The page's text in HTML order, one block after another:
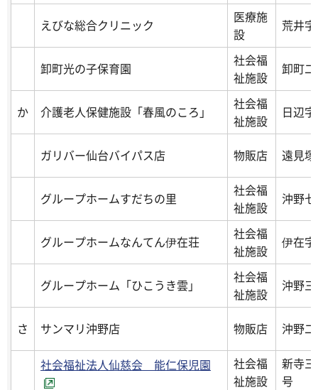
えびな総合クリニック
医療施
設
荒井
卸町光の子保育園
社会福
祉施設
卸町
か 介護老人保健施設「春風のころ」
社会福
祉施設
日辺
ガリバー仙台バイパス店 物販店 遠見
グループホームすだちの里
社会福
祉施設
沖野
グループホームなんてん伊在荘
社会福
祉施設
伊在
グループホーム「ひこうき雲」
社会福
祉施設
沖野
さ サンマリ沖野店 物販店 沖野
社会福祉法人仙慈会 能仁保児園
社会福
祉施設
新寺
号